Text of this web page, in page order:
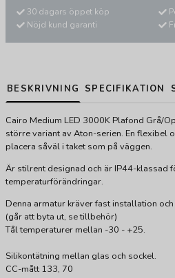
30 dagars öppet köp
Nöjd kund garanti
BESKRIVNING SPECIFIKATION
Cairo Medium LED 3000K Plafond Grå/
större variant av Aton-serien. En flexibel
placera såväl i taket som på väggen.
Är stilrent designad och är IP44-klassad
temperaturförändringar.
Denna armatur kräver fast installation
(går att byta ut, se tillbehör)
Tål temperaturer mellan -30 - +25.
Silikontätning mellan glas och sockel.
CC-mått 133, 70